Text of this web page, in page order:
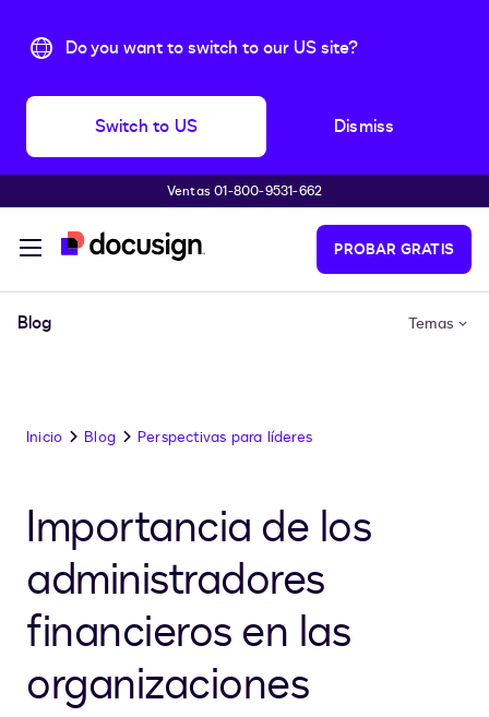
Do you want to switch to our US site?
Switch to US Dismiss
Accede al contenido principalVentas 01-800-9531-662
PROBAR GRATIS
Blog Temas
Inicio Blog Perspectivas para líderes
Importancia de los
administradores
financieros en las
organizaciones